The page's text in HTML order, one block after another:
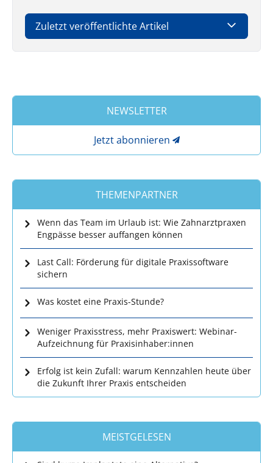
Zuletzt veröffentlichte Artikel
NEWSLETTER
Jetzt abonnieren
THEMENPARTNER
Wenn das Team im Urlaub ist: Wie Zahnarztpraxen
Engpässe besser auffangen können
Last Call: Förderung für digitale Praxissoftware
sichern
Was kostet eine Praxis-Stunde?
Weniger Praxisstress, mehr Praxiswert: Webinar-
Aufzeichnung für Praxisinhaber:innen
Erfolg ist kein Zufall: warum Kennzahlen heute über
die Zukunft Ihrer Praxis entscheiden
MEISTGELESEN